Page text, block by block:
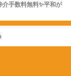
介手数料無料✨️平和が